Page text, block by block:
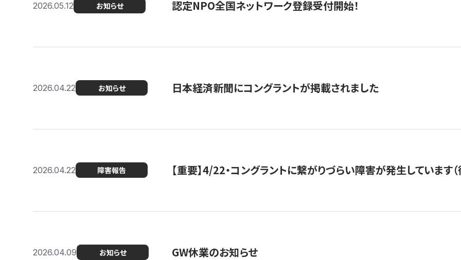
2026.05.12 お知らせ 認定NPO全国ネットワーク登録受付開始！
2026.04.22 お知らせ 日本経済新聞にコングラントが掲載されました
2026.04.22 障害報告 【重要】4/22・コングラントに繋がりづらい障害が発生しています（
2026.04.09 お知らせ GW休業のお知らせ